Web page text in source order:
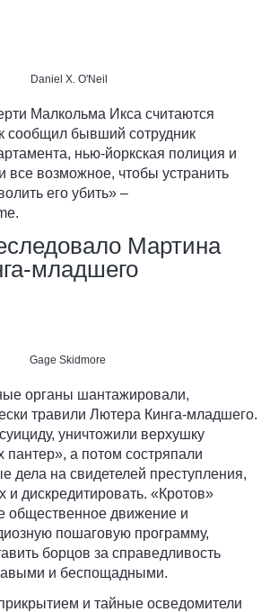
Daniel X. O'Neil
Малкольма Икса считаются
сообщил бывший сотрудник
нью-йоркская полиция и
возможное, чтобы устранить
его убить» –
.
Мартина
младшего
Gage Skidmore
органы шантажировали,
травили Лютера Кинга-младшего.
уничтожили верхушку
пантер», а потом состряпали
дела на свидетелей преступления,
и дискредитировать. «Кротов»
общественное движение и
пошаговую программу,
борцов за справедливость
и беспощадными.
и тайные осведомители